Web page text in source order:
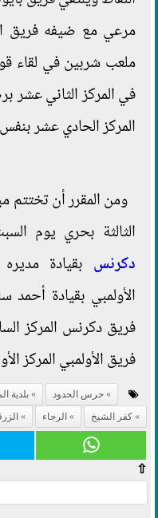
مرعي مع ضيفه فريق
ملعب شربين في لقاء
المركز الحادي عشر
ومن المقرر أن تختتم
الثالثة بحري يوم
دكرنس بقيادة
الأولمبي بقيادة
فريق الأولمبي المركز الأول
حرس الحدود بلدية
كفر الشيخ
الرجاء
⇧